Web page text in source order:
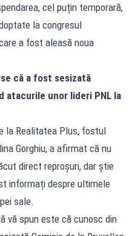
cel puțin temporară,
la congresul
a fost aleasă noua
că a fost sesizată
atacurile unor lideri PNL la
la Realitatea Plus, fostul
Gorghiu, a afirmat că nu
direct reproșuri, dar știe
informați despre ultimele
sale.
vă spun este că cunosc din